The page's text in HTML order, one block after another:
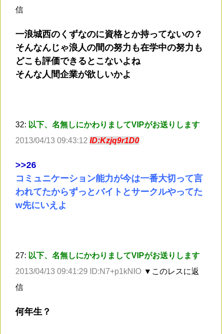
信
一浪城西のくずなのに資格とか持ってないの？
そんなんじゃ浪人の間の努力も在学中の努力も
どこも評価できるとこないよね
そんな人間企業が欲しいかよ
32: 以下、名無しにかわりましてVIPがお送りします
2013/04/13 09:43:12 ID:Kzjq9r1D0
>>26
コミュニケーション能力が今は一番大切って言
われてたからずっとバイトとサークルやってた
w先にいえよ
27: 以下、名無しにかわりましてVIPがお送りします
2013/04/13 09:41:29 ID:N7+p1kNIO ▼このレスに返
信
何年生？